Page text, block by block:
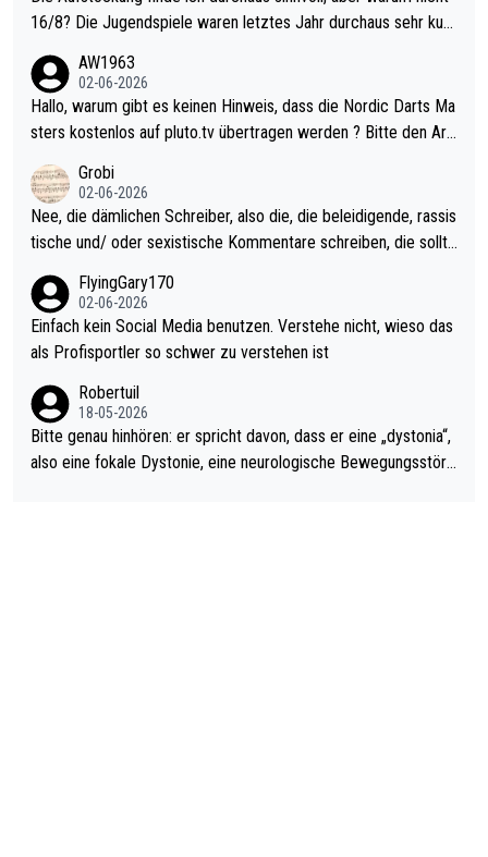
16/8? Die Jugendspiele waren letztes Jahr durchaus sehr kurz
Allerdings ist Mitchell Lawrie als Nummer 1 der Welt eh qualifi
ziert. Somit ändert die automatische Qualifikation des Weltmei
sters erstmal nichts. Ich denke sie wollen damit für nächstes J
ohl wenig WDF Turniere spielen. Dies war bei Archie Self letzt
es Jahr der Fall. Er musste als amtierender Weltmeister durch
den Qualifier und ich glaube kaum, dass Mitchel sich das (in Ve
gas) antun würde, wenn er doch eigentlich die PDC-WM als Zi
el hat.
AW1963
02-06-2026
Hallo, warum gibt es keinen Hinweis, dass die Nordic Darts Ma
sters kostenlos auf pluto.tv übertragen werden ? Bitte den Arti
Grobi
02-06-2026
Nee, die dämlichen Schreiber, also die, die beleidigende, rassis
tische und/ oder sexistische Kommentare schreiben, die sollte
s Leben in den Griff kriegen. Nur eins wundert mich: Luke Little
r war doch neulich erst derjenige, der über Social Media GvV p
rovoziert hat. Und Littlers Mutter schießt öfters mal gegen Ric
FlyingGary170
02-06-2026
Einfach kein Social Media benutzen. Verstehe nicht, wieso das
als Profisportler so schwer zu verstehen ist
Robertuil
18-05-2026
Bitte genau hinhören: er spricht davon, dass er eine „dystonia“,
also eine fokale Dystonie, eine neurologische Bewegungsstöru